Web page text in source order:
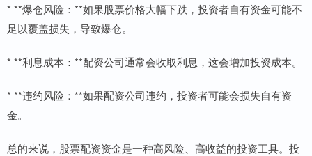
* **爆仓风险：**如果股票价格大幅下跌，投资者自有资金可能不
足以覆盖损失，导致爆仓。
* **利息成本：**配资公司通常会收取利息，这会增加投资成本。
* **违约风险：**如果配资公司违约，投资者可能会损失自有资
金。
总的来说，股票配资资金是一种高风险、高收益的投资工具。投